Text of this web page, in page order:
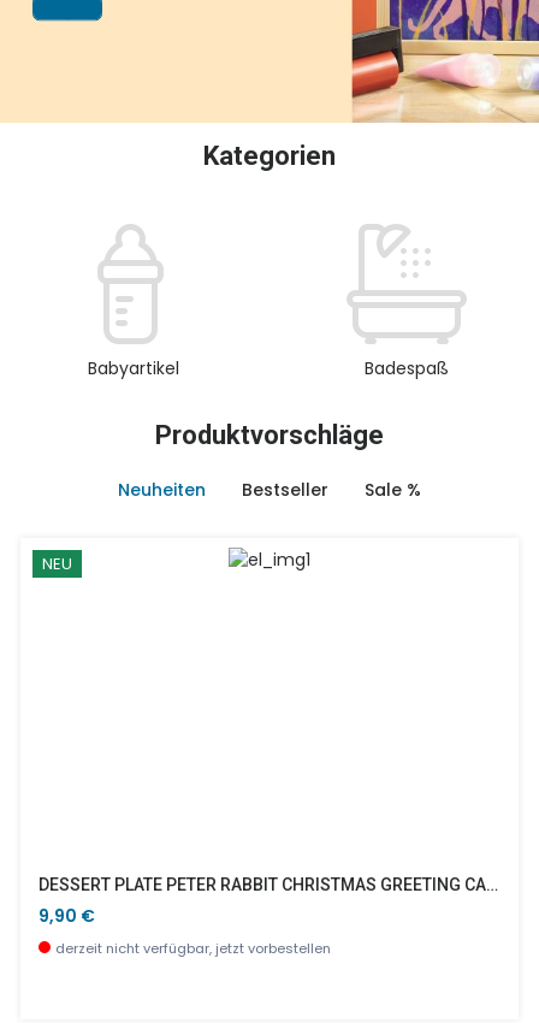
Kategorien
Babyartikel Badespaß
Produktvorschläge
Neuheiten Bestseller Sale %
NEU
DESSERT PLATE PETER RABBIT CHRISTMAS GREETING CARDS
9,90 €
derzeit nicht verfügbar, jetzt vorbestellen